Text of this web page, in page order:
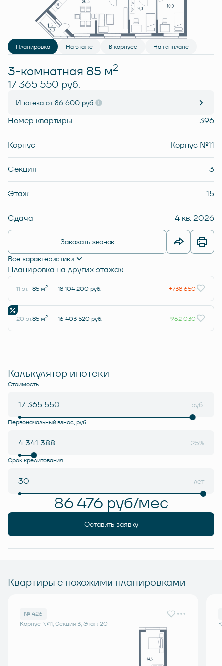
Планировка На этаже В корпусе На генплане
3-комнатная 85 м2
17 365 550 руб.
Ипотека от 86 600 руб.
Номер квартиры 396
Корпус Корпус №11
Секция 3
Этаж 15
Сдача 4 кв. 2026
Заказать звонок
Все характеристики
Планировка на других этажах
11 эт. 85 м2 18 104 200 руб. +738 650
20 эт.85 м2 16 403 520 руб. -962 030
Калькулятор ипотеки
Стоимость
руб.
Первоначальный взнос, руб.
25%
Срок кредитования
лет
86 476 руб/мес
Оставить заявку
Квартиры с похожими планировками
№ 426
Корпус №11, Секция 3, Этаж 20